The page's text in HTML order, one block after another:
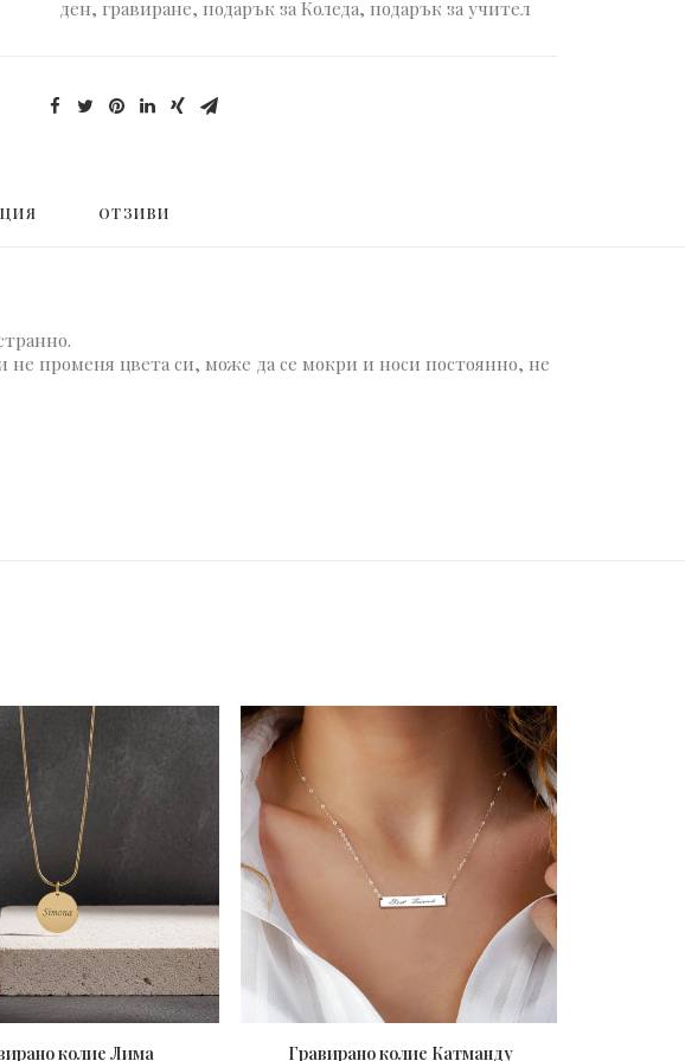
ден, гравиране, подарък за Коледа, подарък за учител
ОТЗИВИ
променя цвета си, може да се мокри и носи постоянно, не
колие Лима
Гравирано колие Катманду